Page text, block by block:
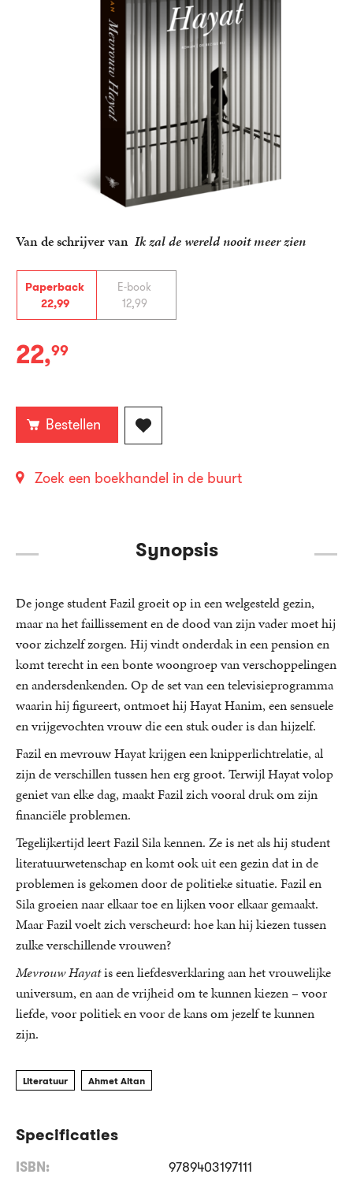
Van de schrijver van Ik zal de wereld nooit meer zien
Paperback
22,99
E-book
12,99
Paperback:
22,99
Bestellen
Zoek een boekhandel in de buurt
Synopsis
De jonge student Fazil groeit op in een welgesteld gezin,
maar na het faillissement en de dood van zijn vader moet hij
voor zichzelf zorgen. Hij vindt onderdak in een pension en
komt terecht in een bonte woongroep van verschoppelingen
en andersdenkenden. Op de set van een televisieprogramma
waarin hij figureert, ontmoet hij Hayat Hanim, een sensuele
en vrijgevochten vrouw die een stuk ouder is dan hijzelf.
Fazil en mevrouw Hayat krijgen een knipperlichtrelatie, al
zijn de verschillen tussen hen erg groot. Terwijl Hayat volop
geniet van elke dag, maakt Fazil zich vooral druk om zijn
financiële problemen.
Tegelijkertijd leert Fazil Sila kennen. Ze is net als hij student
literatuurwetenschap en komt ook uit een gezin dat in de
problemen is gekomen door de politieke situatie. Fazil en
Sila groeien naar elkaar toe en lijken voor elkaar gemaakt.
Maar Fazil voelt zich verscheurd: hoe kan hij kiezen tussen
zulke verschillende vrouwen?
Mevrouw Hayatis een liefdesverklaring aan het vrouwelijke
universum, en aan de vrijheid om te kunnen kiezen – voor
liefde, voor politiek en voor de kans om jezelf te kunnen
zijn.
Literatuur Ahmet Altan
Specificaties
ISBN:
9789403197111